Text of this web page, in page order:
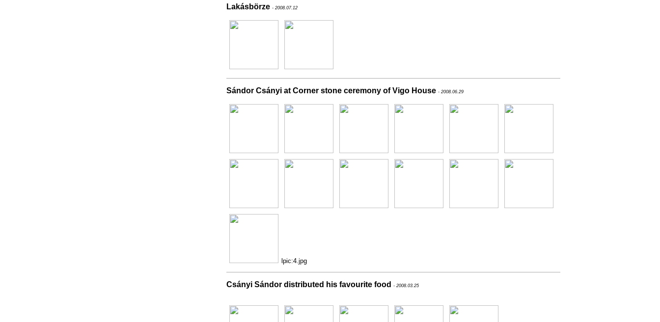
Lakásbörze - 2008.07.12
Sándor Csányi at Corner stone ceremony of Vigo House - 2008.06.29
lpic:4.jpg
Csányi Sándor distributed his favourite food - 2008.03.25